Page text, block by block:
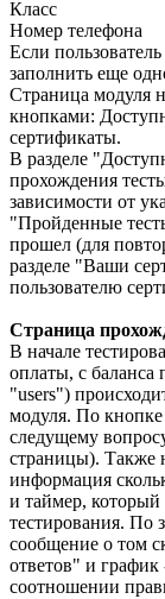
Класс
Номер телефона
Если
заполнить еще
Страница модуля
кнопками:
сертификаты.
В разделе
прохождения
зависимости от
"Пройденные
прошел (для
разделе "Ваши
пользователю
Страница
В начале
оплаты, с баланса
"users")
модуля. По
следущему
страницы). Также
информация
и таймер, который
тестирования. По
сообщение о том
ответов" и
соотношении